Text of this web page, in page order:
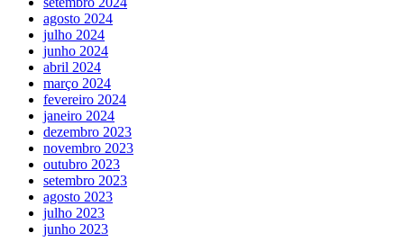
agosto 2024
julho 2024
junho 2024
abril 2024
março 2024
fevereiro 2024
janeiro 2024
dezembro 2023
novembro 2023
outubro 2023
setembro 2023
agosto 2023
julho 2023
junho 2023